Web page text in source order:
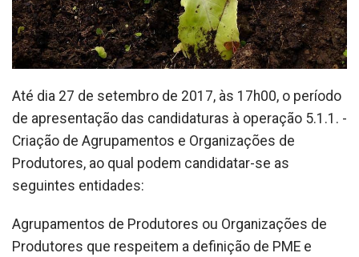
Até dia 27 de setembro de 2017, às 17h00, o período
de apresentação das candidaturas à operação 5.1.1. -
Criação de Agrupamentos e Organizações de
Produtores, ao qual podem candidatar-se as
seguintes entidades:
Agrupamentos de Produtores ou Organizações de
Produtores que respeitem a definição de PME e